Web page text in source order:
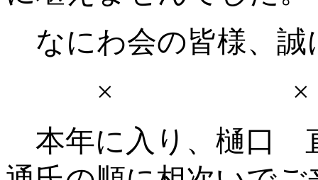
なにわ会の皆様、誠
×
本年に入り、樋口